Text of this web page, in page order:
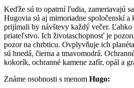
Keďže sú to opatrní ľudia, zameriavajú
Hugovia sú aj mimoriadne spoločenskí
prijímali by návštevy každý večer. Ľahko
priateľstvo. Ich životaschopnosť je
pozor na chrbticu. Ovplyvňuje ich
sú hnedá, čierna a tmavomodrá.
kokorík, ochranné kamene zafír, opál a
Známe osobnosti s menom Hugo: